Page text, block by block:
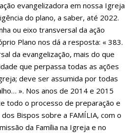
evangelizadora em nossa Igreja
do plano, a saber, até 2022.
ou eixo transversal da ação
Plano nos dá a resposta: « 383.
da evangelização, mais do que
que perpassa todas as ações
deve ser assumida por todas
». Nos anos de 2014 e 2015
todo o processo de preparação e
Bispos sobre a FAMÍLIA, com o
da Família na Igreja e no